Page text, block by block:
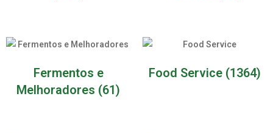
Fermentos e
Melhoradores (61)
Food Service (1364)